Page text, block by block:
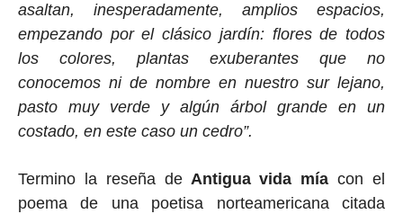
asaltan, inesperadamente, amplios espacios,
empezando por el clásico jardín: flores de todos
los colores, plantas exuberantes que no
conocemos ni de nombre en nuestro sur lejano,
pasto muy verde y algún árbol grande en un
costado, en este caso un cedro”.
Termino la reseña deAntigua vida mía con el
poema de una poetisa norteamericana citada